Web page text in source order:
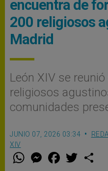
encuentra de
200 religiosos
Madrid
León XIV se
religiosos
comunidades
JUNIO 07, 2026 03:34
XIV
W M
e
F
a w